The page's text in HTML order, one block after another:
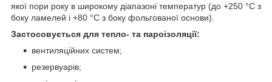
якої пори року в широкому діапазоні температур (до +250 °С з
боку ламелей і +80 °С з боку фольгованої основи).
Застосовується для тепло- та пароізоляції:
вентиляційних систем;
резервуарів;